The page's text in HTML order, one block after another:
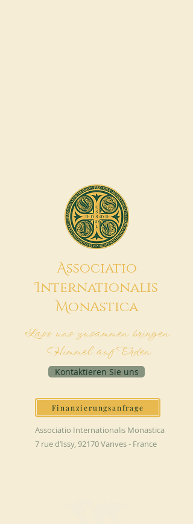
Associatio
Internationalis
MonAstica
Lass uns zusammen bringen
Himmel auf Erden
Kontaktieren Sie uns
Finanzierungsanfrage
Associatio Internationalis Monastica
7 rue d’Issy, 92170 Vanves - France